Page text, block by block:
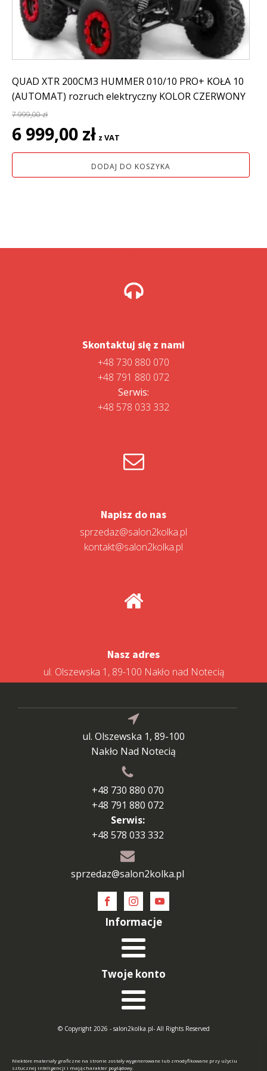
QUAD XTR 200CM3 HUMMER 010/10 PRO+ KOŁA 10
(AUTOMAT) rozruch elektryczny KOLOR CZERWONY
7 999,00zł
Pierwotna
cena
wynosiła:
6 999,00 zł cena
wynosi:
6
z VAT
DODAJ DO KOSZYKA
Skontaktuj się z nami
+48 730 880 070
+48 791 880 072
Serwis:
+48 578 033 332
Napisz do nas
sprzedaz@salon2kolka.pl
kontakt@salon2kolka.pl
Nasz adres
ul. Olszewska 1, 89-100 Nakło nad Notecią
ul. Olszewska 1, 89-100
Nakło Nad Notecią
+48 730 880 070
+48 791 880 072
Serwis:
+48 578 033 332
sprzedaz@salon2kolka.pl
Informacje
Twoje konto
© Copyright 2026 - salon2kolka.pl- All Rights Reserved
Niektóre materiały graficzne na stronie zostały wygenerowane lub zmodyfikowane przy użyciu
sztucznej inteligencji i mają charakter poglądowy.